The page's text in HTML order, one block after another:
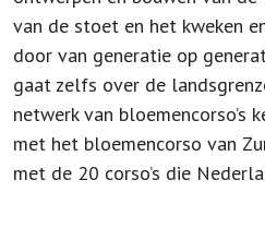
van de stoet en het kweken
door van generatie op
gaat zelfs over de
netwerk van bloemencorso’s
met het bloemencorso van
met de 20 corso’s die